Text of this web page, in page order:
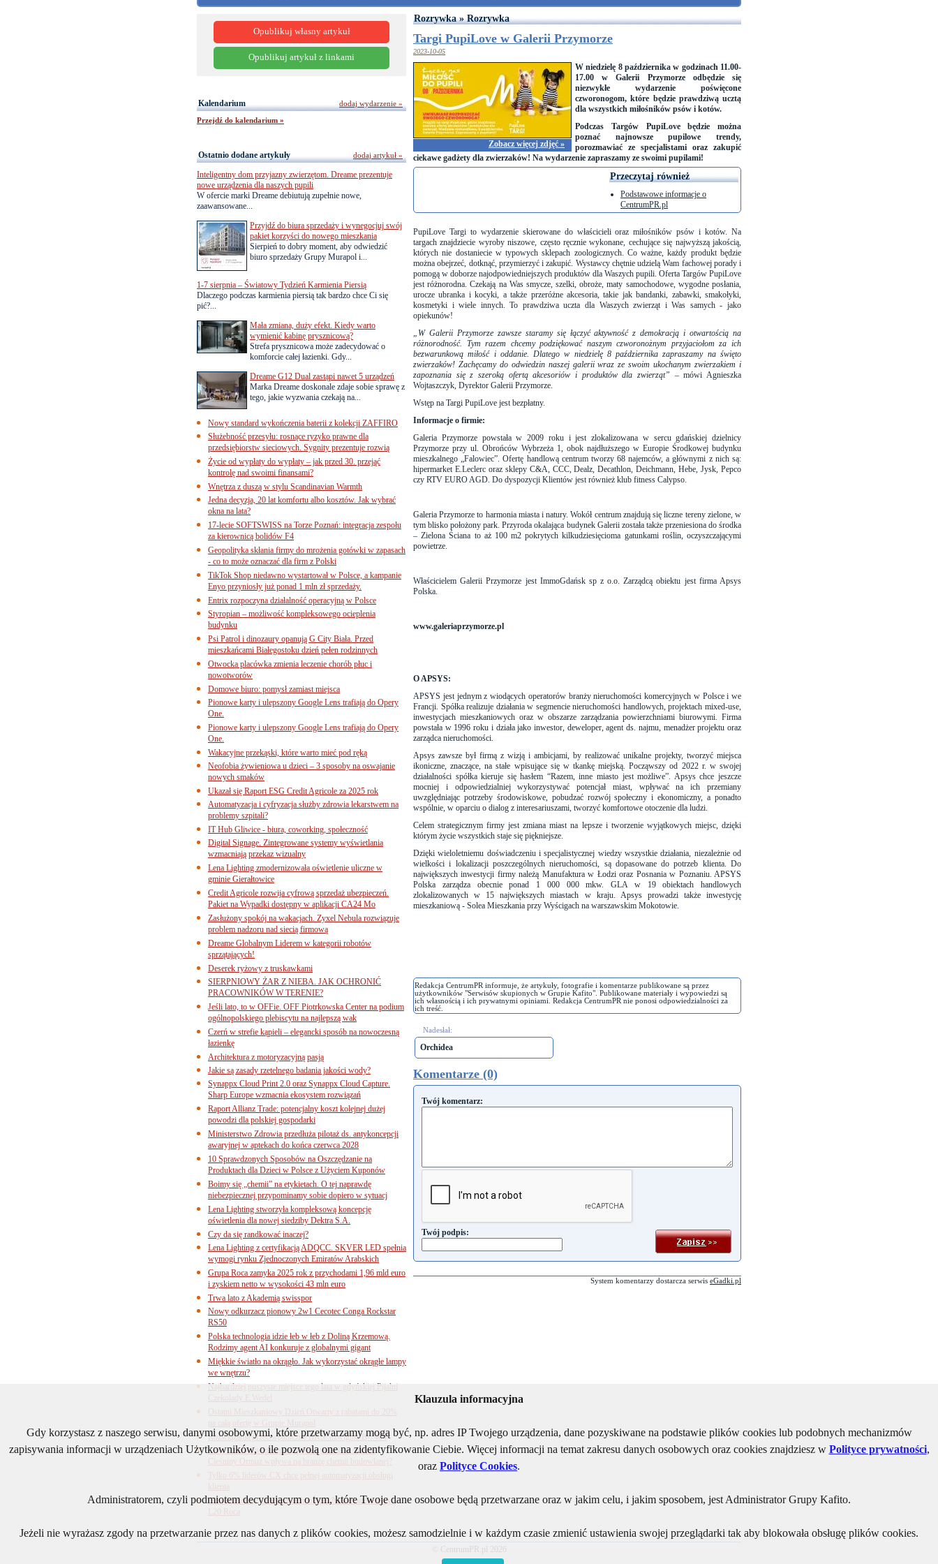
Rozrywka » Rozrywka
Targi PupiLove w Galerii Przymorze
2023-10-05
Zobacz więcej zdjęć »
W niedzielę 8 października w godzinach 11.00-
17.00 w Galerii Przymorze odbędzie się
niezwykłe wydarzenie poświęcone
czworonogom, które będzie prawdziwą ucztą
dla wszystkich miłośników psów i kotów.
Podczas Targów PupiLove będzie można
poznać najnowsze pupilowe trendy,
porozmawiać ze specjalistami oraz zakupić
ciekawe gadżety dla zwierzaków! Na wydarzenie zapraszamy ze swoimi pupilami!
Przeczytaj również
Podstawowe informacje o
CentrumPR.pl
PupiLove Targi to wydarzenie skierowane do właścicieli oraz miłośników psów i kotów. Na
targach znajdziecie wyroby niszowe, często ręcznie wykonane, cechujące się najwyższą jakością,
których nie dostaniecie w typowych sklepach zoologicznych. Co ważne, każdy produkt będzie
można obejrzeć, dotknąć, przymierzyć i zakupić. Wystawcy chętnie udzielą Wam fachowej porady i
pomogą w doborze najodpowiedniejszych produktów dla Waszych pupili. Oferta Targów PupiLove
jest różnorodna. Czekają na Was smycze, szelki, obroże, maty samochodowe, wygodne posłania,
urocze ubranka i kocyki, a także przeróżne akcesoria, takie jak bandanki, zabawki, smakołyki,
kosmetyki i wiele innych. To prawdziwa uczta dla Waszych zwierząt i Was samych - jako
opiekunów!
„ W Galerii Przymorze zawsze staramy się łączyć aktywność z demokracją i otwartością na
różnorodność. Tym razem chcemy podziękować naszym czworonożnym przyjaciołom za ich
bezwarunkową miłość i oddanie. Dlatego w niedzielę 8 października zapraszamy na święto
zwierzaków! Zachęcamy do odwiedzin naszej galerii wraz ze swoim ukochanym zwierzakiem i
zapoznania się z szeroką ofertą akcesoriów i produktów dla zwierząt” –mówi Agnieszka
Wojtaszczyk, Dyrektor Galerii Przymorze.
Wstęp na Targi PupiLove jest bezpłatny.
Informacje o firmie:
Galeria Przymorze powstała w 2009 roku i jest zlokalizowana w sercu gdańskiej dzielnicy
Przymorze przy ul. Obrońców Wybrzeża 1, obok najdłuższego w Europie Środkowej budynku
mieszkalnego „Falowiec”. Ofertę handlową centrum tworzy 68 najemców, a głównymi z nich są:
hipermarket E.Leclerc oraz sklepy C&A, CCC, Dealz, Decathlon, Deichmann, Hebe, Jysk, Pepco
czy RTV EURO AGD. Do dyspozycji Klientów jest również klub fitness Calypso.
Galeria Przymorze to harmonia miasta i natury. Wokół centrum znajdują się liczne tereny zielone, w
tym blisko położony park. Przyroda okalająca budynek Galerii została także przeniesiona do środka
– Zielona Ściana to aż 100 m2 pokrytych kilkudziesięcioma gatunkami roślin, oczyszczającymi
powietrze.
Właścicielem Galerii Przymorze jest ImmoGdańsk sp z o.o. Zarządcą obiektu jest firma Apsys
Polska.
www.galeriaprzymorze.pl
O APSYS:
APSYS jest jednym z wiodących operatorów branży nieruchomości komercyjnych w Polsce i we
Francji. Spółka realizuje działania w segmencie nieruchomości handlowych, projektach mixed-use,
inwestycjach mieszkaniowych oraz w obszarze zarządzania powierzchniami biurowymi. Firma
powstała w 1996 roku i działa jako inwestor, deweloper, agent ds. najmu, menadżer projektu oraz
zarządca nieruchomości.
Apsys zawsze był firmą z wizją i ambicjami, by realizować unikalne projekty, tworzyć miejsca
ikoniczne, znaczące, na stałe wpisujące się w tkankę miejską. Począwszy od 2022 r. w swojej
działalności spółka kieruje się hasłem “Razem, inne miasto jest możliwe”. Apsys chce jeszcze
mocniej i odpowiedzialniej wykorzystywać potencjał miast, wpływać na ich przemiany
uwzględniając potrzeby środowiskowe, pobudzać rozwój społeczny i ekonomiczny, a ponadto
wspólnie, w oparciu o dialog z interesariuszami, tworzyć komfortowe otoczenie dla ludzi.
Celem strategicznym firmy jest zmiana miast na lepsze i tworzenie wyjątkowych miejsc, dzięki
którym życie wszystkich staje się piękniejsze.
Dzięki wieloletniemu doświadczeniu i specjalistycznej wiedzy wszystkie działania, niezależnie od
wielkości i lokalizacji poszczególnych nieruchomości, są dopasowane do potrzeb klienta. Do
największych inwestycji firmy należą Manufaktura w Łodzi oraz Posnania w Poznaniu. APSYS
Polska zarządza obecnie ponad 1 000 000 mkw. GLA w 19 obiektach handlowych
zlokalizowanych w 15 największych miastach w kraju. Apsys prowadzi także inwestycję
mieszkaniową - Solea Mieszkania przy Wyścigach na warszawskim Mokotowie.
Redakcja CentrumPR informuje, że artykuły, fotografie i komentarze publikowane są przez
użytkowników "Serwisów skupionych w Grupie Kafito". Publikowane materiały i wypowiedzi są
ich własnością i ich prywatnymi opiniami. Redakcja CentrumPR nie ponosi odpowiedzialności za
ich treść.
Nadesłał:
Orchidea
Komentarze (0)
Twój komentarz:
Twój podpis:
System komentarzy dostarcza serwis eGadki.pl
Opublikuj własny artykuł
Opublikuj artykuł z linkami
Kalendarium
Przejdź do kalendarium »
dodaj wydarzenie »
Ostatnio dodane artykuły
Inteligentny dom przyjazny zwierzętom. Dreame prezentuje
nowe urządzenia dla naszych pupili
W ofercie marki Dreame debiutują zupełnie nowe,
zaawansowane...
Przyjdź do biura sprzedaży i wynegocjuj swój
pakiet korzyści do nowego mieszkania
Sierpień to dobry moment, aby odwiedzić
biuro sprzedaży Grupy Murapol i...
1-7 sierpnia – Światowy Tydzień Karmienia Piersią
Dlaczego podczas karmienia piersią tak bardzo chce Ci się
pić?...
Mała zmiana, duży efekt. Kiedy warto
wymienić kabinę prysznicową?
Strefa prysznicowa może zadecydować o
komforcie całej łazienki. Gdy...
Dreame G12 Dual zastąpi nawet 5 urządzeń
Marka Dreame doskonale zdaje sobie sprawę z
tego, jakie wyzwania czekają na...
Nowy standard wykończenia baterii z kolekcji ZAFFIRO
Służebność przesyłu: rosnące ryzyko prawne dla
przedsiębiorstw sieciowych. Sygnity prezentuje rozwią
Życie od wypłaty do wypłaty – jak przed 30. przejąć
kontrolę nad swoimi finansami?
Wnętrza z duszą w stylu Scandinavian Warmth
Jedna decyzja, 20 lat komfortu albo kosztów. Jak wybrać
okna na lata?
17-lecie SOFTSWISS na Torze Poznań: integracja zespołu
za kierownicą bolidów F4
Geopolityka skłania firmy do mrożenia gotówki w zapasach
- co to może oznaczać dla firm z Polski
TikTok Shop niedawno wystartował w Polsce, a kampanie
Enyo przyniosły już ponad 1 mln zł sprzedaży.
Entrix rozpoczyna działalność operacyjną w Polsce
Styropian – możliwość kompleksowego ocieplenia
budynku
Psi Patrol i dinozaury opanują G City Biała. Przed
mieszkańcami Białegostoku dzień pełen rodzinnych
Otwocka placówka zmienia leczenie chorób płuc i
nowotworów
Domowe biuro: pomysł zamiast miejsca
Pionowe karty i ulepszony Google Lens trafiają do Opery
One.
Pionowe karty i ulepszony Google Lens trafiają do Opery
One.
Wakacyjne przekąski, które warto mieć pod ręką
Neofobia żywieniowa u dzieci – 3 sposoby na oswajanie
nowych smaków
Ukazał się Raport ESG Credit Agricole za 2025 rok
Automatyzacja i cyfryzacja służby zdrowia lekarstwem na
problemy szpitali?
IT Hub Gliwice - biura, coworking, społeczność
Digital Signage. Zintegrowane systemy wyświetlania
wzmacniają przekaz wizualny
Lena Lighting zmodernizowała oświetlenie uliczne w
gminie Gierałtowice
Credit Agricole rozwija cyfrową sprzedaż ubezpieczeń.
Pakiet na Wypadki dostępny w aplikacji CA24 Mo
Zasłużony spokój na wakacjach. Zyxel Nebula rozwiązuje
problem nadzoru nad siecią firmową
Dreame Globalnym Liderem w kategorii robotów
sprzątających!
Deserek ryżowy z truskawkami
SIERPNIOWY ŻAR Z NIEBA. JAK OCHRONIĆ
PRACOWNIKÓW W TERENIE?
Jeśli lato, to w OFFie. OFF Piotrkowska Center na podium
ogólnopolskiego plebiscytu na najlepszą wak
Czerń w strefie kąpieli – elegancki sposób na nowoczesną
łazienkę
Architektura z motoryzacyjną pasją
Jakie są zasady rzetelnego badania jakości wody?
Synappx Cloud Print 2.0 oraz Synappx Cloud Capture.
Sharp Europe wzmacnia ekosystem rozwiązań
Raport Allianz Trade: potencjalny koszt kolejnej dużej
powodzi dla polskiej gospodarki
Ministerstwo Zdrowia przedłuża pilotaż ds. antykoncepcji
awaryjnej w aptekach do końca czerwca 2028
10 Sprawdzonych Sposobów na Oszczędzanie na
Produktach dla Dzieci w Polsce z Użyciem Kuponów
Boimy się „chemii” na etykietach. O tej naprawdę
niebezpiecznej przypominamy sobie dopiero w sytuacj
Lena Lighting stworzyła kompleksową koncepcję
oświetlenia dla nowej siedziby Dektra S.A.
Czy da się randkować inaczej?
Lena Lighting z certyfikacją ADQCC. SKVER LED spełnia
wymogi rynku Zjednoczonych Emiratów Arabskich
Grupa Roca zamyka 2025 rok z przychodami 1,96 mld euro
i zyskiem netto w wysokości 43 mln euro
Trwa lato z Akademią swisspor
Nowy odkurzacz pionowy 2w1 Cecotec Conga Rockstar
RS50
Polska technologia idzie łeb w łeb z Doliną Krzemową.
Rodzimy agent AI konkuruje z globalnymi gigant
Miękkie światło na okrągło. Jak wykorzystać okrągłe lampy
we wnętrzu?
Najbardziej puszyste miejsce tego lata w gdyńskiej Pijalni
Czekolady E.Wedel
Ostatni Mieszkaniowy Dzień Otwarty z rabatami do 20%
na całą ofertę w Grupie Murapol
Rozwiązania przeciwpaniczne BKS: dźwignia B-7404
Ceny surowców pod presją. Jak sytuacja w rejonie
Cieśniny Ormuz wpływa na branżę chemii budowlanej?
Tylko 6% liderów CX chce pełnej automatyzacji obsługi
klienta
Odwaga formy, precyzja technologii. Nowe baterie Kay i
L20 Roca
dodaj artykuł »
© CentrumPR.pl 2026
Klauzula informacyjna
Gdy korzystasz z naszego serwisu, danymi osobowymi, które przetwarzamy mogą być, np. adres IP Twojego urządzenia, dane pozyskiwane na podstawie plików cookies lub podobnych mechanizmów
zapisywania informacji w urządzeniach Użytkowników, o ile pozwolą one na zidentyfikowanie Ciebie. Więcej informacji na temat zakresu danych osobowych oraz cookies znajdziesz w Polityce prywatności,
oraz Polityce Cookies.
Administratorem, czyli podmiotem decydującym o tym, które Twoje dane osobowe będą przetwarzane oraz w jakim celu, i jakim sposobem, jest Administrator Grupy Kafito.
Jeżeli nie wyrażasz zgody na przetwarzanie przez nas danych z plików cookies, możesz samodzielnie i w każdym czasie zmienić ustawienia swojej przeglądarki tak aby blokowała obsługę plików cookies.